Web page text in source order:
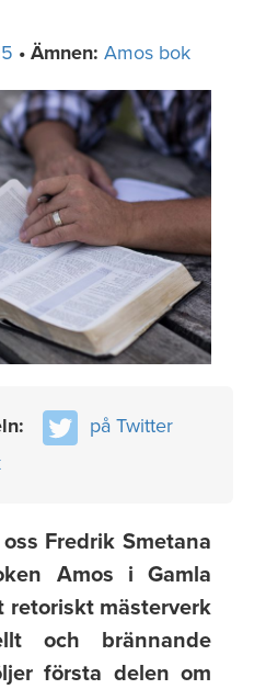
• Ämnen: Amos bok
på Twitter
Fredrik Smetana
Amos i Gamla
retoriskt mästerverk
och brännande
första delen om